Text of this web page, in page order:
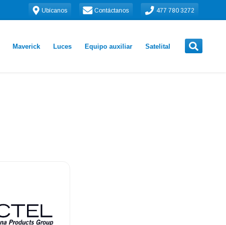
Ubícanos Contáctanos 477 780 3272
Maverick Luces Equipo auxiliar Satelital